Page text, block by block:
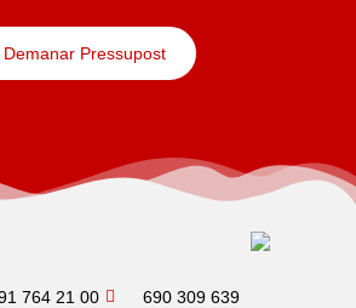
Demanar Pressupost
764 21 00
690 309 639